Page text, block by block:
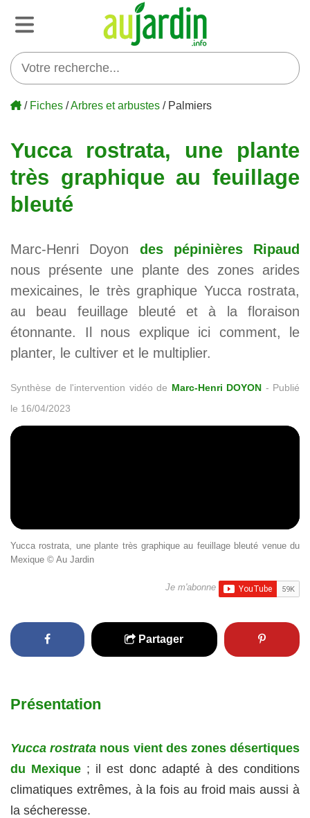
/ Fiches /Arbres et arbustes / Palmiers
Yucca rostrata, une plante
très graphique au feuillage
bleuté
Marc-Henri Doyon des pépinières Ripaud
nous présente une plante des zones arides
mexicaines, le très graphique Yucca rostrata,
au beau feuillage bleuté et à la floraison
étonnante. Il nous explique ici comment, le
planter, le cultiver et le multiplier.
Synthèse de l'intervention vidéo de Marc-Henri DOYON - Publié
le 16/04/2023
Yucca rostrata, une plante très graphique au feuillage bleuté venue du
Mexique © Au Jardin
Je m'abonne
Partager
Présentation
Yucca rostrata nous vient des zones désertiques
du Mexique ; il est donc adapté à des conditions
climatiques extrêmes, à la fois au froid mais aussi à
la sécheresse.